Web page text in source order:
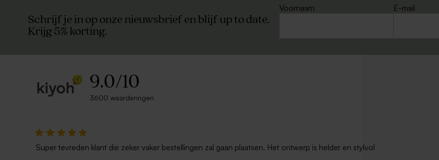
Schrijf je in op onze nieuwsbrief en blijf up to date.
Krijg 5% korting.
Voornaam
E-mail
9.0/10
3600 waarderingen
Super tevreden klant die zeker vaker bestellingen zal gaan plaatsen. Het ontwerp is helder en stylvol